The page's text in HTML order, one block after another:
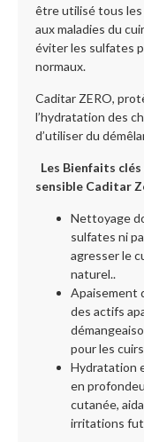
être utilisé tous
aux maladies du
éviter les sulfates
normaux.
Caditar ZERO,
l’hydratation des
d’utiliser du
Les Bienfaits
sensible Caditar
Nettoyage
sulfates ni
agresser le
naturel..
Apaisement
des actifs
pour les
Hydratation
en
cutanée,
irritations